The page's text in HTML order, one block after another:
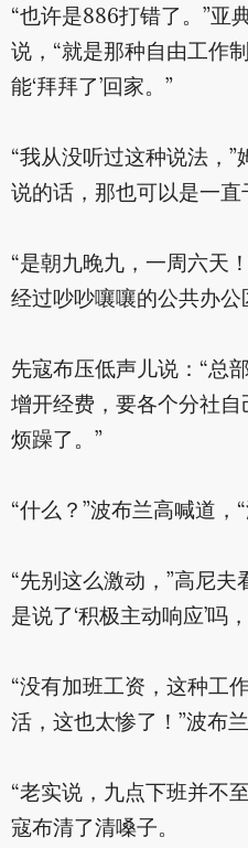
“也许是886打错了。”亚
说，“就是那种自由工作
能‘拜拜了’回家。”
“我从没听过这种说法，
说的话，那也可以是一直
“是朝九晚九，一周六天
经过吵吵嚷嚷的公共办公
先寇布压低声儿说：“总
增开经费，要各个分社
烦躁了。”
“什么？”波布兰高喊道，
“先别这么激动，”高尼
是说了‘积极主动响应’吗
“没有加班工资，这种工
活，这也太惨了！”波布
“老实说，九点下班并不
寇布清了清嗓子。